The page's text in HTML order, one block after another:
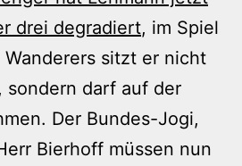
drei degradiert, im Spiel
sitzt er nicht
sondern darf auf der
Der Bundes-Jogi,
Bierhoff müssen nun